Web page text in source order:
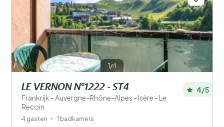
1/4
LE VERNON N°1222 - ST4
Frankrijk - Auvergne-Rhône-Alpes - Isère - Le
Recoin
4/5
4 gasten 1 badkamers